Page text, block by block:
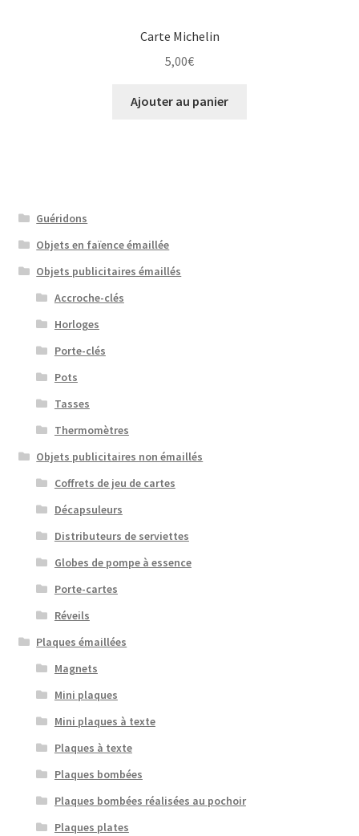
Carte Michelin
5,00€
Ajouter au panier
Guéridons
Objets en faïence émaillée
Objets publicitaires émaillés
Accroche-clés
Horloges
Porte-clés
Pots
Tasses
Thermomètres
Objets publicitaires non émaillés
Coffrets de jeu de cartes
Décapsuleurs
Distributeurs de serviettes
Globes de pompe à essence
Porte-cartes
Réveils
Plaques émaillées
Magnets
Mini plaques
Mini plaques à texte
Plaques à texte
Plaques bombées
Plaques bombées réalisées au pochoir
Plaques plates